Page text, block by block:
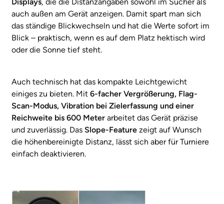
auch außen am Gerät anzeigen. Damit spart man sich
das ständige Blickwechseln und hat die Werte sofort im
Blick – praktisch, wenn es auf dem Platz hektisch wird
oder die Sonne tief steht.
Auch technisch hat das kompakte Leichtgewicht
einiges zu bieten. Mit 6-facher Vergrößerung, Flag-
Scan-Modus, Vibration bei Zielerfassung und einer
Reichweite bis 600 Meter arbeitet das Gerät präzise
und zuverlässig. Das Slope-Feature zeigt auf Wunsch
die höhenbereinigte Distanz, lässt sich aber für Turniere
einfach deaktivieren.